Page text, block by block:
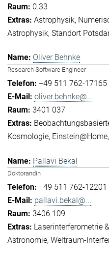
0.33
Astrophysik
Astrophysik Standort
Oliver Behnke
Research Software Engineer
+49 511 762-17165
oliver.behnke@...
3401 037
Kosmologie Einstein@Home
Pallavi Bekal
Doktorandin
+49 511 762-12201
pallavi.bekal@...
3406 109
Laserinterferometrie
Astronomie Weltraum-